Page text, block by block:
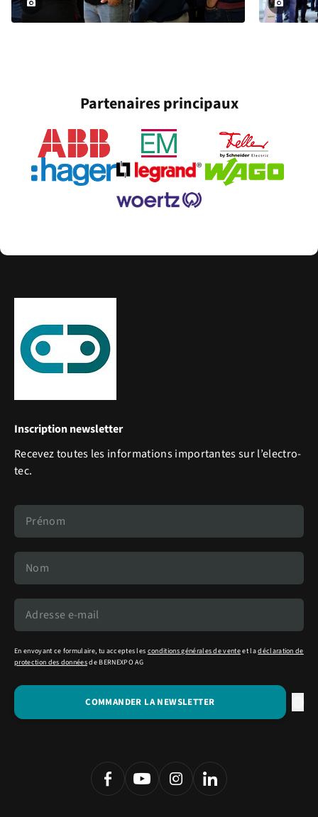
Partenaires principaux
Inscription newsletter
Recevez toutes les informations importantes sur l’electro-
tec.
En envoyant ce formulaire, tu acceptes les conditions générales de venteet ladéclaration de
protection des donnéesde BERNEXPO AG